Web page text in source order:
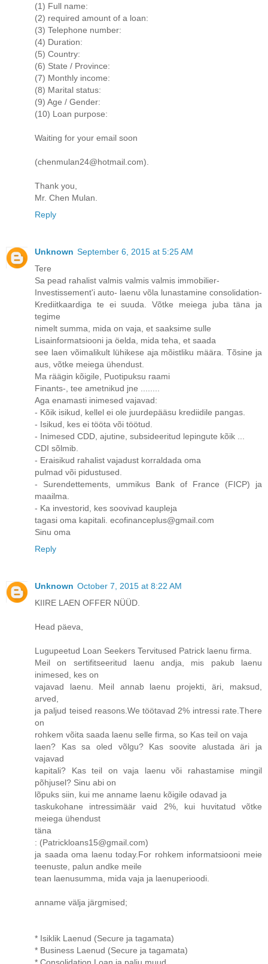
(1) Full name:
(2) required amount of a loan:
(3) Telephone number:
(4) Duration:
(5) Country:
(6) State / Province:
(7) Monthly income:
(8) Marital status:
(9) Age / Gender:
(10) Loan purpose:
Waiting for your email soon
(chenmulan24@hotmail.com).
Thank you,
Mr. Chen Mulan.
Reply
Unknown September 6, 2015 at 5:25 AM
Tere
Sa pead rahalist valmis valmis valmis immobilier-
Investissement'i auto- laenu võla lunastamine consolidation-
Krediitkaardiga te ei suuda. Võtke meiega juba täna ja
tegime
nimelt summa, mida on vaja, et saaksime sulle
Lisainformatsiooni ja öelda, mida teha, et saada
see laen võimalikult lühikese aja mõistliku määra. Tõsine ja
aus, võtke meiega ühendust.
Ma räägin kõigile, Puotipuksu raami
Finants-, tee ametnikud jne ........
Aga enamasti inimesed vajavad:
- Kõik isikud, kellel ei ole juurdepääsu krediidile pangas.
- Isikud, kes ei tööta või töötud.
- Inimesed CDD, ajutine, subsideeritud lepingute kõik ...
CDI sõlmib.
- Eraisikud rahalist vajadust korraldada oma
pulmad või pidustused.
- Surendettements, ummikus Bank of France (FICP) ja
maailma.
- Ka investorid, kes soovivad kaupleja
tagasi oma kapitali. ecofinanceplus@gmail.com
Sinu oma
Reply
Unknown October 7, 2015 at 8:22 AM
KIIRE LAEN OFFER NÜÜD.
Head päeva,
Lugupeetud Loan Seekers Tervitused Patrick laenu firma.
Meil on sertifitseeritud laenu andja, mis pakub laenu
inimesed, kes on
vajavad laenu. Meil annab laenu projekti, äri, maksud,
arved,
ja paljud teised reasons.We töötavad 2% intressi rate.There
on
rohkem võita saada laenu selle firma, so Kas teil on vaja
laen? Kas sa oled võlgu? Kas soovite alustada äri ja
vajavad
kapitali? Kas teil on vaja laenu või rahastamise mingil
põhjusel? Sinu abi on
lõpuks siin, kui me anname laenu kõigile odavad ja
taskukohane intressimäär vaid 2%, kui huvitatud võtke
meiega ühendust
täna
: (Patrickloans15@gmail.com)
ja saada oma laenu today.For rohkem informatsiooni meie
teenuste, palun andke meile
tean laenusumma, mida vaja ja laenuperioodi.
anname välja järgmised;
* Isiklik Laenud (Secure ja tagamata)
* Business Laenud (Secure ja tagamata)
* Consolidation Loan ja palju muud.